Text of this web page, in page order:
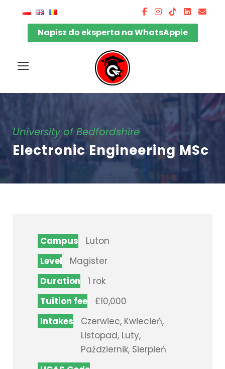
Napisz do eksperta na WhatsAppie
University of Bedfordshire
Electronic Engineering MSc
Campus
Luton
Level
Magister
Duration
1 rok
Tuition fee
£10,000
Intakes
Czerwiec, Kwiecień,
Listopad, Luty,
Październik, Sierpień